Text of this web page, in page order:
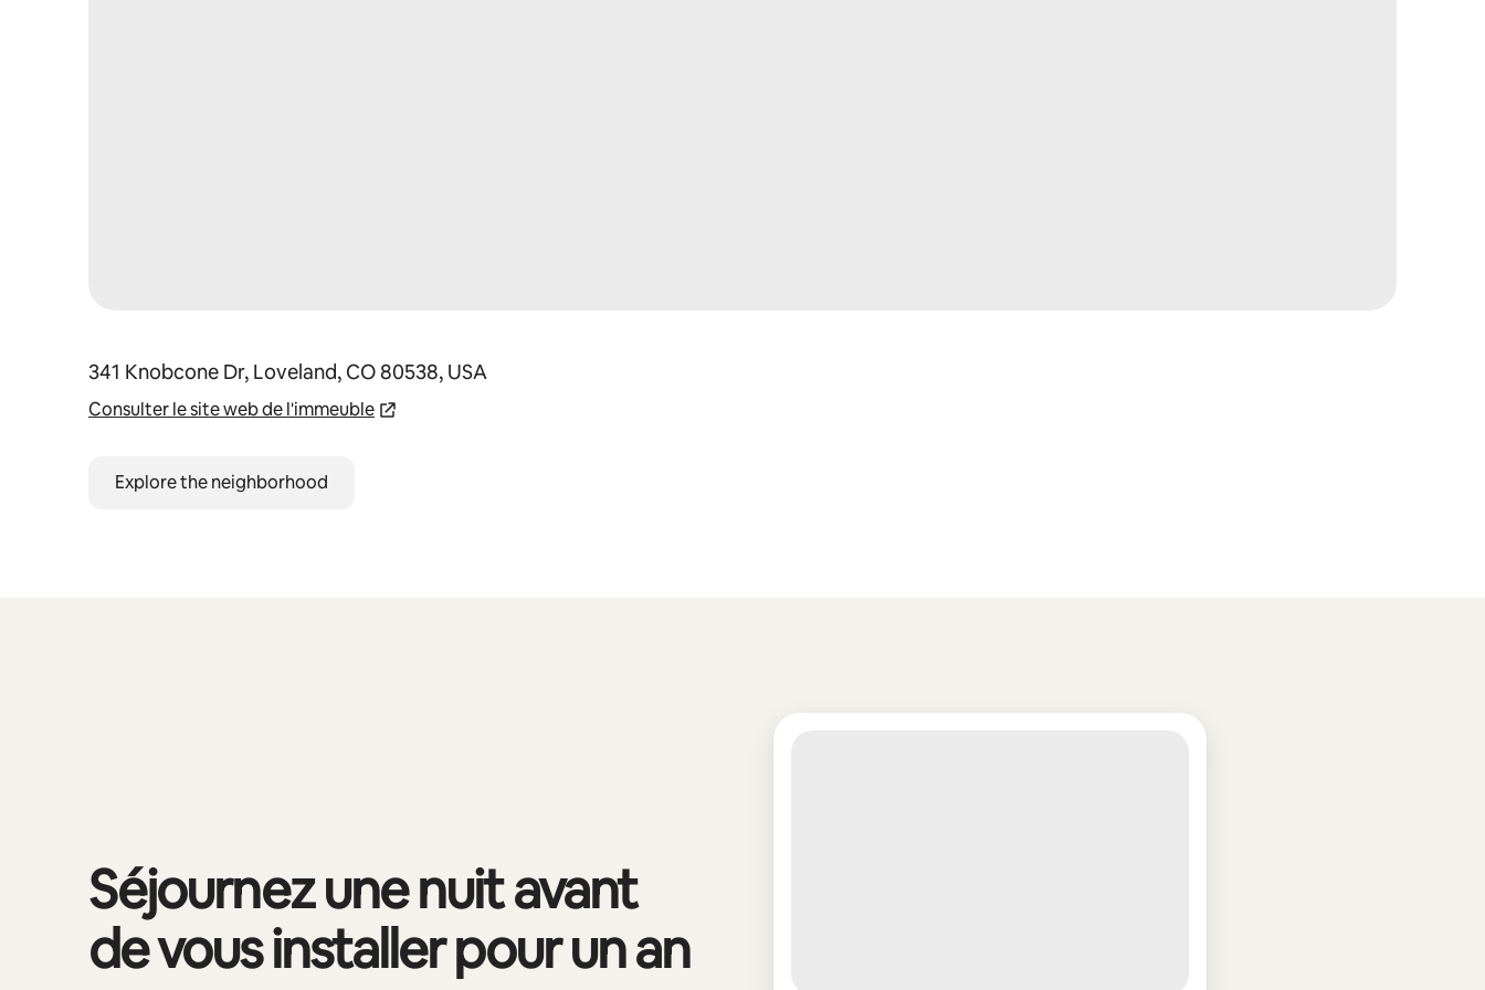
341 Knobcone Dr, Loveland, CO 80538, USA
Consulter le site web de l'immeuble
Explore the neighborhood
Séjournez une nuit avant
de vous installer pour un an